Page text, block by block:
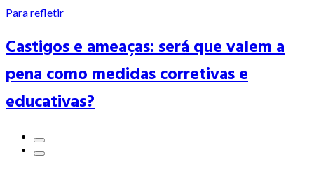
Para refletir
Castigos e ameaças: será que valem a
pena como medidas corretivas e
educativas?